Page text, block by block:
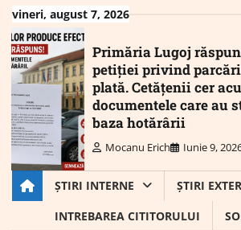
Skip
content
vineri, august 7, 2026
Primăria Lugoj
petiției privind
plată. Cetățenii cer
documentele care au
baza hotărârii
Mocanu Erich Iunie 9,
ȘTIRI INTERNE ȘTIRI
INTREBAREA CITITORULUI